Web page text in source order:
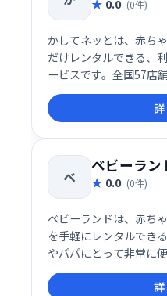
(0件)
かしてネッとは、赤ち
だけレンタルできる、
ービスです。全国57店
ワークを活用し、赤ち
供。
ベ
ベビーラン
0.0 (0件)
ベビーランドは、赤ち
を手軽にレンタルでき
やパパにとって非常に
スは、豊富な品揃えと
くの育児家庭に支持され